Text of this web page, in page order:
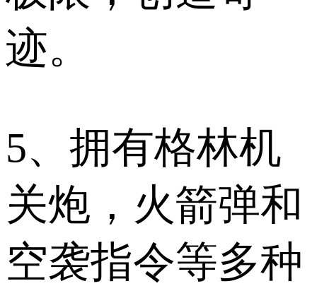
迹。
5、拥有格林机
关炮，火箭弹和
空袭指令等多种